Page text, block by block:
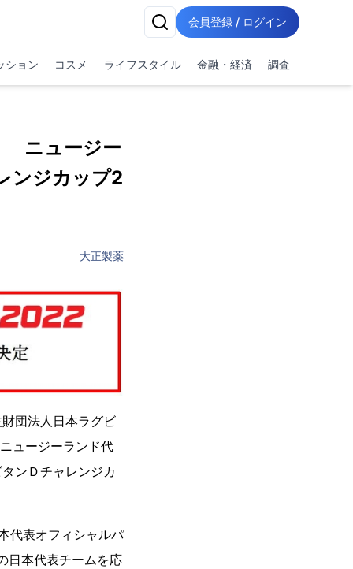
会員登録 / ログイン
ション コスメ ライフスタイル 金融・経済 調査
ニュージー
ンジカップ2
大正製薬
団法人日本ラグビ
ュージーランド代
ンＤチャレンジカ
代表オフィシャルパ
日本代表チームを応